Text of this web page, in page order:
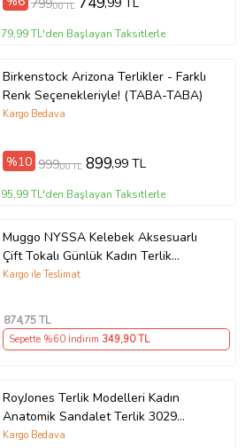
799,00 TL
79,99 TL'den Başlayan Taksitlerle
Birkenstock Arizona Terlikler - Farklı
Renk Seçenekleriyle! (TABA-TABA)
Kargo Bedava
%10 999,00 TL 899,99 TL
95,99 TL'den Başlayan Taksitlerle
Muggo NYSSA Kelebek Aksesuarlı
Çift Tokalı Günlük Kadın Terlik
(Siyah)
Kargo ile Teslimat
874,75 TL
Sepette %60 İndirim 349,90 TL
RoyJones Terlik Modelleri Kadın
Anatomik Sandalet Terlik 3029
(Kahverengi)
Kargo Bedava